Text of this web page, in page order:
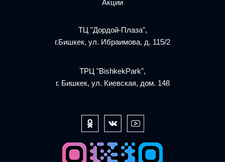
Акции
ТЦ "Дордой-Плаза",
г.Бишкек, ул. Ибраимова, д. 115/2
ТРЦ "BishkekPark",
г. Бишкек, ул. Киевская, дом. 148